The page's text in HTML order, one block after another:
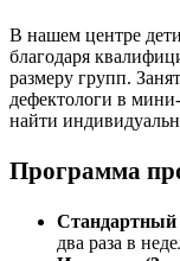
В нашем центре
благодаря
размеру групп.
дефектологи в
найти
Программа
Стандартный
два раза в